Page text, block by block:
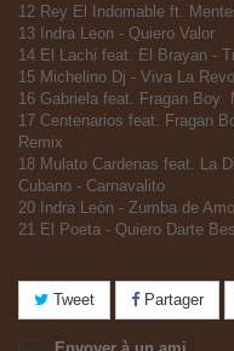
12 Rey El Indomable ft.
13 Indra Leon - Quiero Valor
14 El Lachi feat. El Brayan -
15 Michelino Dj - Viva La
16 Gabriela feat. Fragan Boy
17 Centenarios feat. Fragan
Remix
18 Mulato Cardenas feat. La
Cubano - Carnavalito
20 Indra Leòn - Zumba de
21 El Poeta - Quiero Darte
Tweet Partager